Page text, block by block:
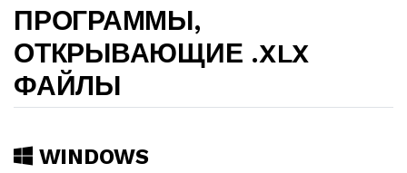
ПРОГРАММЫ,
ОТКРЫВАЮЩИЕ .XLX
ФАЙЛЫ
WINDOWS